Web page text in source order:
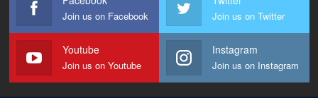
Join us on Facebook Join us on Twitter
Youtube
Join us on Youtube
Instagram
Join us on Instagram